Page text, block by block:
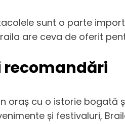
sunt o parte
are ceva de oferit
recomandări
oraș cu o istorie
și festivaluri,